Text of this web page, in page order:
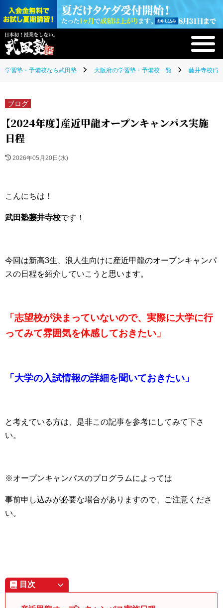
学習塾・予備校なら武田塾 大阪府の学習塾・予備校一覧 藤井寺校(学
ブログ
【2024年度】産近甲龍オープンキャンパス実施
日程
2026年05月20日(水)
こんにちは！
武田塾藤井寺校です！
今回は新高3生、浪人生向けに産近甲龍のオープンキャンパ
スの日程を紹介していこうと思います。
「志望校が決まっていないので、実際に大学に行
ってみて雰囲気を体感しておきたい」
「大学の入試情報の詳細を聞いておきたい」
と考えている方は、是非この記事を参考にしてみて下さ
い。
※オープンキャンパスのプログラムによっては
事前申し込みが必要な場合がありますので、ご注意くださ
い。
目次